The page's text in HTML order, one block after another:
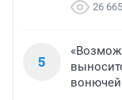
26 665
5
вонючей